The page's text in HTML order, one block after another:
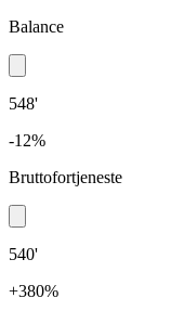
Balance
548'
-12%
Bruttofortjeneste
540'
+380%